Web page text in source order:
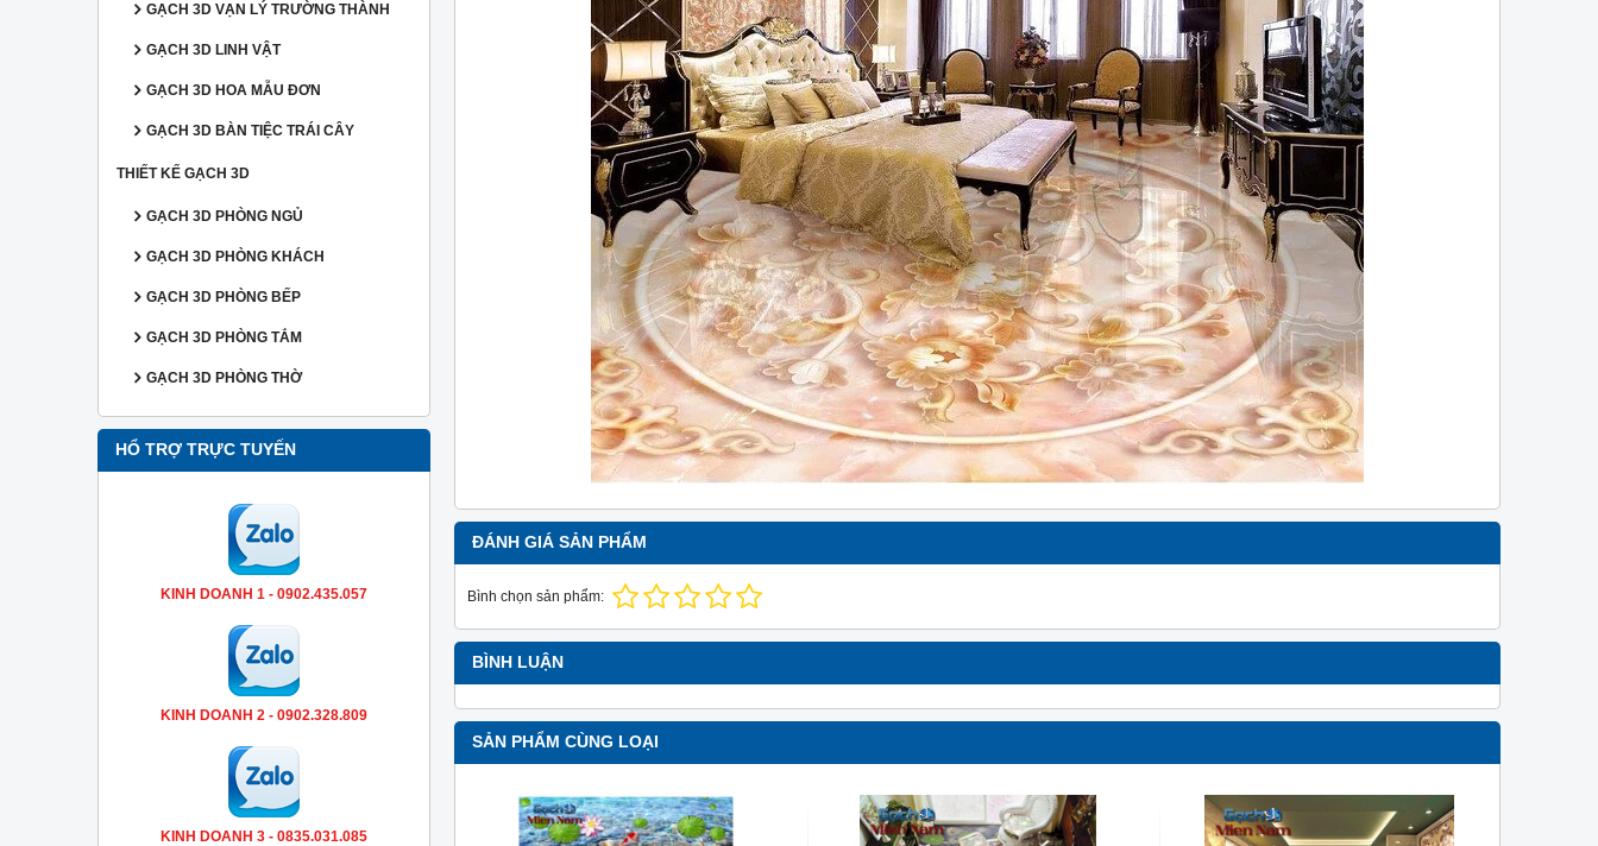
GẠCH 3D VẠN LÝ TRƯỜNG THÀNH
GẠCH 3D LINH VẬT
GẠCH 3D HOA MẪU ĐƠN
GẠCH 3D BÀN TIỆC TRÁI CÂY
THIẾT KẾ GẠCH 3D
GẠCH 3D PHÒNG NGỦ
GẠCH 3D PHÒNG KHÁCH
GẠCH 3D PHÒNG BẾP
GẠCH 3D PHÒNG TẮM
GẠCH 3D PHÒNG THỜ
HỔ TRỢ TRỰC TUYẾN
KINH DOANH 1 - 0902.435.057
KINH DOANH 2 - 0902.328.809
KINH DOANH 3 - 0835.031.085
ĐÁNH GIÁ SẢN PHẨM
Bình chọn sản phẩm:
BÌNH LUẬN
SẢN PHẨM CÙNG LOẠI